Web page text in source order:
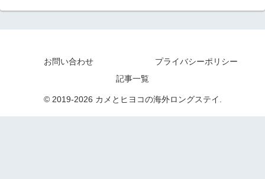
お問い合わせ
プライバシーポリシー
記事一覧
© 2019-2026 カメとヒヨコの海外ロングステイ.